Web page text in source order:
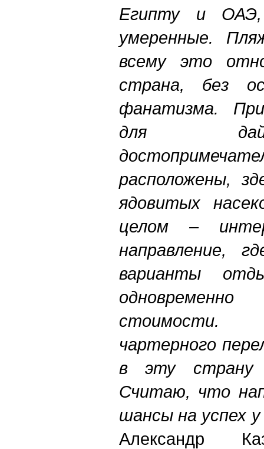
Египту и
умеренные.
всему это
страна, без
фанатизма.
для
расположены,
ядовитых
целом –
направление,
варианты
стоимости.
чартерного
в эту страну
Считаю, что
шансы на успех
Александр